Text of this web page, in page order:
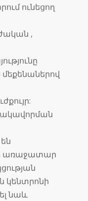
ունեցող
,
առաջատար
կենտրոնի
նաև